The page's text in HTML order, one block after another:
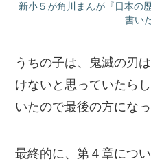
新小５が角川まんが『日本の
書い
うちの子は、鬼滅の刃
けないと思っていたら
いたので最後の方になっ
最終的に、第４章につ